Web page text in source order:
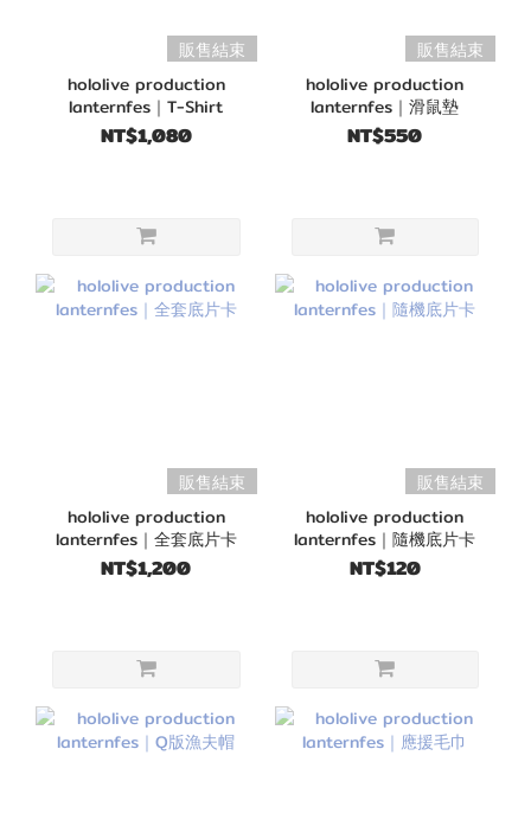
販售結束
hololive production
lanternfes｜T-Shirt
NT$1,080
販售結束
hololive production
lanternfes｜滑鼠墊
NT$550
販售結束
hololive production
lanternfes｜全套底片卡
NT$1,200
販售結束
hololive production
lanternfes｜隨機底片卡
NT$120